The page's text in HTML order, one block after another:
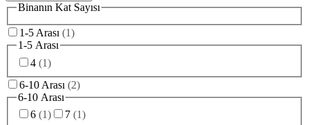
Binanın Kat Sayısı
1-5 Arası (1)
1-5 Arası
4 (1)
6-10 Arası (2)
6-10 Arası
6 (1) 7 (1)